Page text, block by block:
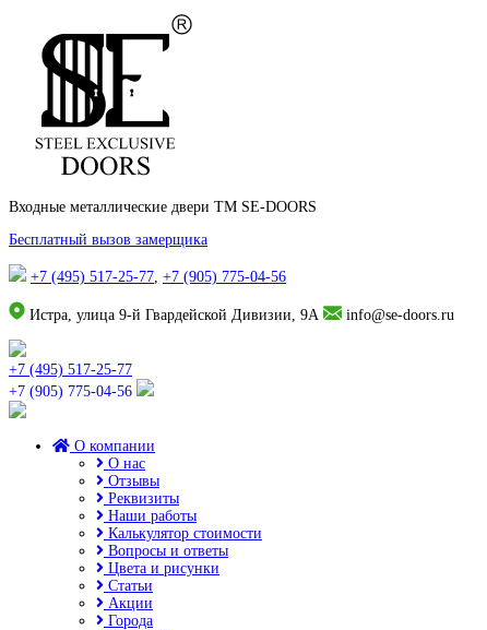
Входные металлические двери TM SE-DOORS
Бесплатный вызов замерщика
+7 (495) 517-25-77, +7 (905) 775-04-56
Истра, улица 9-й Гвардейской Дивизии, 9А info@se-doors.ru
+7 (495) 517-25-77
+7 (905) 775-04-56
О компании
О нас
Отзывы
Реквизиты
Наши работы
Калькулятор стоимости
Вопросы и ответы
Цвета и рисунки
Статьи
Акции
Города